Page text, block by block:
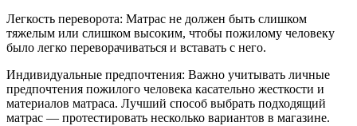
Легкость переворота: Матрас не должен быть слишком
тяжелым или слишком высоким, чтобы пожилому человеку
было легко переворачиваться и вставать с него.
Индивидуальные предпочтения: Важно учитывать личные
предпочтения пожилого человека касательно жесткости и
материалов матраса. Лучший способ выбрать подходящий
матрас — протестировать несколько вариантов в магазине.